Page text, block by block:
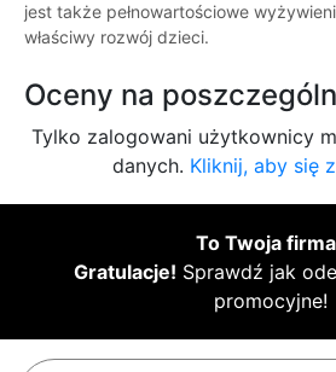
jest także pełnowartościowe
właściwy rozwój dzieci.
Oceny na
Tylko zalogowani użytkownicy
danych. Kliknij, aby się
To Twoja firma
Gratulacje! Sprawdź jak
promocyjne!